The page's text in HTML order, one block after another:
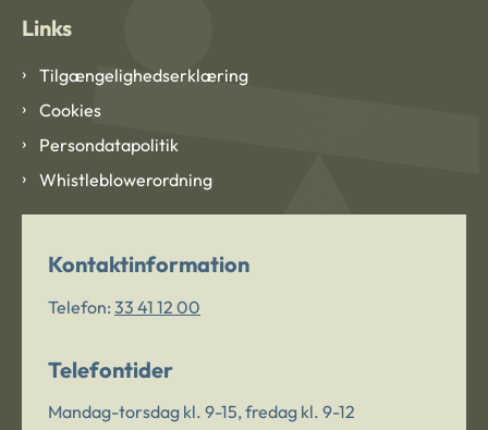
Links
Tilgængelighedserklæring
Cookies
Persondatapolitik
Whistleblowerordning
Kontaktinformation
Telefon: 33 41 12 00
Telefontider
Mandag-torsdag kl. 9-15, fredag kl. 9-12